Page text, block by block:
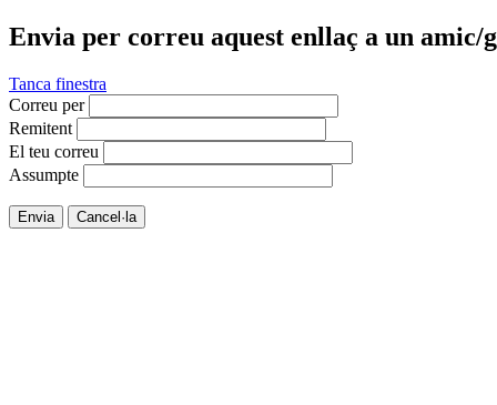
Envia per correu aquest enllaç a un amic/
Tanca finestra
Correu per
Remitent
El teu correu
Assumpte
Envia Cancel·la